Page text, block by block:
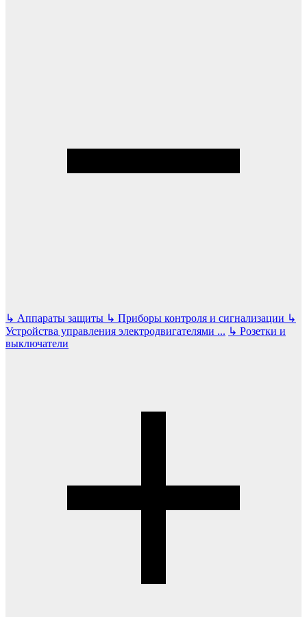
↳ Аппараты защиты ↳ Приборы контроля и сигнализации ↳
Устройства управления электродвигателями ... ↳ Розетки и
выключатели